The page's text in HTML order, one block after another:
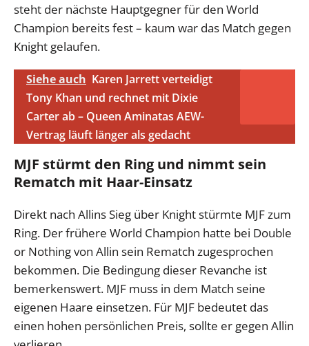
steht der nächste Hauptgegner für den World
Champion bereits fest – kaum war das Match gegen
Knight gelaufen.
Siehe auch Karen Jarrett verteidigt
Tony Khan und rechnet mit Dixie
Carter ab – Queen Aminatas AEW-
Vertrag läuft länger als gedacht
MJF stürmt den Ring und nimmt sein
Rematch mit Haar-Einsatz
Direkt nach Allins Sieg über Knight stürmte MJF zum
Ring. Der frühere World Champion hatte bei Double
or Nothing von Allin sein Rematch zugesprochen
bekommen. Die Bedingung dieser Revanche ist
bemerkenswert. MJF muss in dem Match seine
eigenen Haare einsetzen. Für MJF bedeutet das
einen hohen persönlichen Preis, sollte er gegen Allin